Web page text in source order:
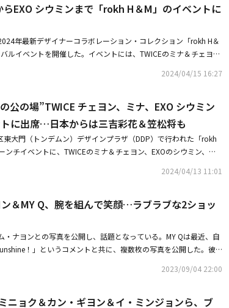
劇に期待
らEXO シウミンまで「rokh H＆M」のイベントに
年最新デザイナーコラボレーション・コレクション「rokh H＆
ルイベントを開催した。イベントには、TWICEのミナ＆チェヨン
三吉彩花、笠松将など、アジアを代表する世界的なセレブリティ
あるネオ・フューチャリスティックな複合文化施設、東大門デザイ
ィックな空間で、ギャラリーのような没入型のデジタルインスタ
クションの先行ショッピングに加え、本キャンペーンビジュアル
たユニークな展示が来場者を迎えた。会場では、元2NE1のリー
であるCLがエクスクルーシブなパフォーマンスを披露し、モデ
QによるDJパフォーマンスも行われた。「rokh」のクリエイテ
ーのアン＝ソフィー・ヨハンソンは「ロク・ファンさんは、非常
作品には韓国の伝統が重要な意味を持っています。ソウルで『ro
ンを発表できたことを嬉しく思いますし、ブランドのファンが、
しているのを見るのは、素晴らしいことです」と明かした。
2024/04/15 16:27
公の場”TWICE チェヨン、ミナ、EXO シウミン
に出席…日本からは三吉彩花＆笠松将も
大門（トンデムン）デザインプラザ（DDP）で行われた「rokh
チイベントに、TWICEのミナ＆チェヨン、EXOのシウミン、元2
加した。日本からは、三吉彩花、笠松将が出席した。特にこの
際6ヶ月の報道・TWICE ミナ、ファッション誌「ハーパーズ バザ
ビューで今後の意気込みを語る・EXO シウミン、アイドルデビュ
抜擢
2024/04/13 11:01
＆MY Q、腕を組んで笑顔…ラブラブな2ショッ
・ナヨンとの写真を公開し、話題となっている。MY Qは最近、自
！」というコメントと共に、複数枚の写真を公開した。彼
人の表情には幸せが満ちている。この他にもキム・ナヨンがMY Q
愛情がそのまま伝わる。キム・ナヨンは2019年に離婚し、2人の子
2023/09/04 22:00
ニョク＆カン・ギヨン＆イ・ミンジョンら、ブ